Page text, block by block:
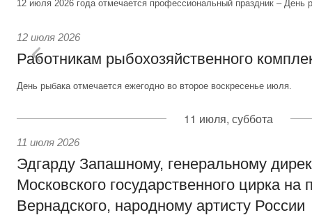
12 июля 2026 года отмечается профессиональный праздник – День
12 июля 2026
Работникам рыбохозяйственного
День рыбака отмечается ежегодно во второе воскресенье июля.
11 июля, суббота
11 июля 2026
Эдгарду Запашному, генеральному
Московского государственного цирка на
Вернадского, народному артисту России